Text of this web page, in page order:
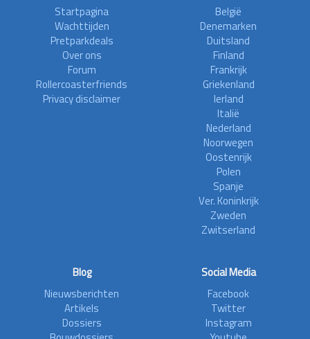
Startpagina
Wachttijden
Pretparkdeals
Over ons
Forum
Rollercoasterfriends
Privacy disclaimer
België
Denemarken
Duitsland
Finland
Frankrijk
Griekenland
Ierland
Italië
Nederland
Noorwegen
Oostenrijk
Polen
Spanje
Ver. Koninkrijk
Zweden
Zwitserland
Blog
Nieuwsberichten
Artikels
Dossiers
Social Media
Facebook
Twitter
Instagram